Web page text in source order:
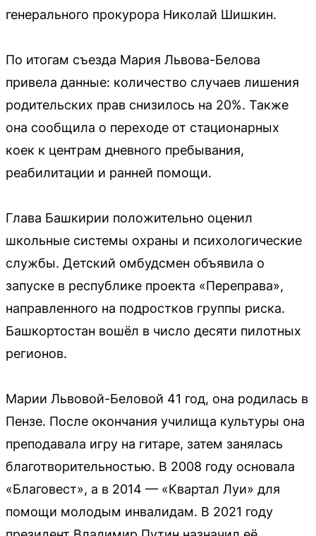
генерального прокурора Николай Шишкин.
По итогам съезда Мария Львова-Белова
привела данные: количество случаев лишения
родительских прав снизилось на 20%. Также
она сообщила о переходе от стационарных
коек к центрам дневного пребывания,
реабилитации и ранней помощи.
Глава Башкирии положительно оценил
школьные системы охраны и психологические
службы. Детский омбудсмен объявила о
запуске в республике проекта «Переправа»,
направленного на подростков группы риска.
Башкортостан вошёл в число десяти пилотных
регионов.
Марии Львовой-Беловой 41 год, она родилась в
Пензе. После окончания училища культуры она
преподавала игру на гитаре, затем занялась
благотворительностью. В 2008 году основала
«Благовест», а в 2014 — «Квартал Луи» для
помощи молодым инвалидам. В 2021 году